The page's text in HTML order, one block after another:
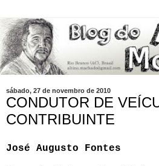
sábado, 27 de novembro de 2010
CONDUTOR DE
CONTRIBUINTE
José Augusto Fontes